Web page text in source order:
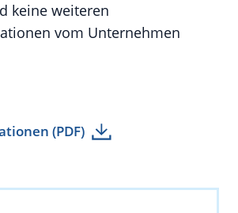
keine weiteren
vom Unternehmen
(PDF)